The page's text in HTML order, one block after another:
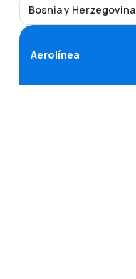
Bosnia y Herzegovina
Aerolínea